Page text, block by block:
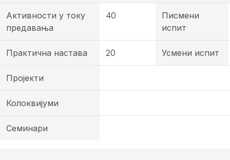
Активности у току
предавања
40
Писмени
испит
Практична настава 20 Усмени испит
Пројекти
Колоквијуми
Семинари